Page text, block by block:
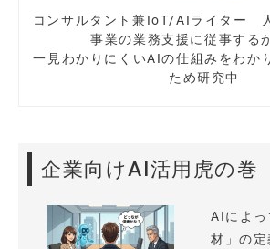
コンサルタント兼IoT/AIライター
事業の業務支援に従事する
一見わかりにくいAIの仕組みをわか
ため研究中
企業向けAI活用虎の巻
AIによっ
材」の定